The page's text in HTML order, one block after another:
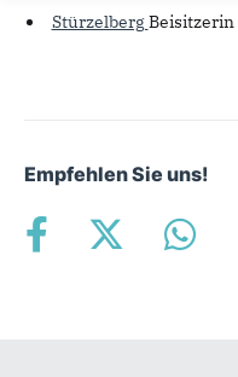
StürzelbergBeisitzerin
Empfehlen Sie uns!